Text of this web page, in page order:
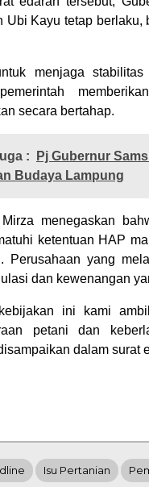
Ubi Kayu tetap
menjaga
secara bertahap.
:
Pj Gubernur
Budaya Lampung
menegaskan
ketentuan HAP
Perusahaan yang
dan kewenangan
ini kami
petani dan
dalam surat
Isu Pertanian